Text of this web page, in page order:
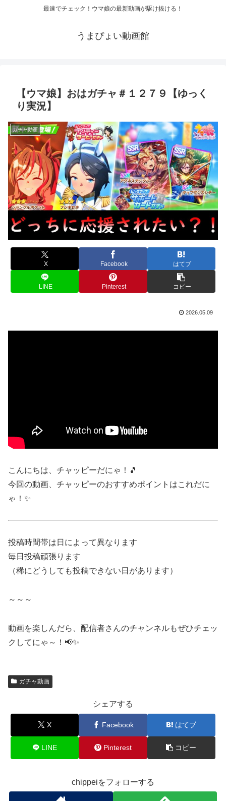
最速でチェック！ウマ娘の最新動画が駆け抜ける！
うまぴょい動画館
【ウマ娘】おはガチャ＃１２７９【ゆっく
り実況】
ガチャ動画
X Facebook はてブ
LINE Pinterest コピー
2026.05.09
こんにちは、チャッピーだにゃ！🎵
今回の動画、チャッピーのおすすめポイントはこれだに
ゃ！✨
投稿時間帯は日によって異なります
毎日投稿頑張ります
（稀にどうしても投稿できない日があります）
～～～
動画を楽しんだら、配信者さんのチャンネルもぜひチェッ
クしてにゃ～！📢✨
ガチャ動画
シェアする
X Facebook はてブ
LINE Pinterest コピー
chippeiをフォローする